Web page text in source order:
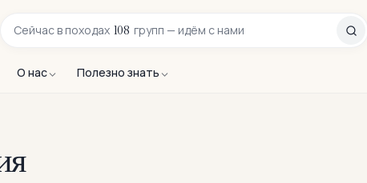
Сейчас в походах 108 групп — идём с нами
О нас Полезно знать